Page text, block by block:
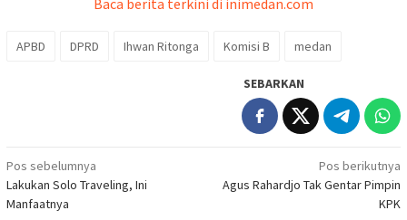
APBD DPRD Ihwan Ritonga Komisi B medan
SEBARKAN
Navigasi
pos
Pos sebelumnya
Lakukan Solo Traveling, Ini
Manfaatnya
Pos berikutnya
Agus Rahardjo Tak Gentar Pimpin
KPK